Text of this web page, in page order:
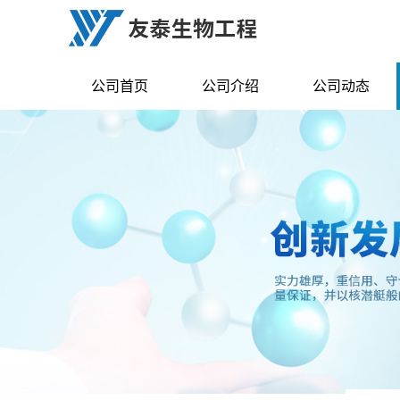
公司首页 公司介绍 公司动态